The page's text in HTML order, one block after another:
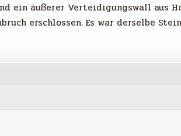
ein äußerer Verteidigungswall aus
erschlossen. Es war derselbe